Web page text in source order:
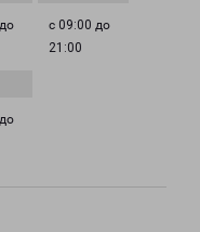
с 09:00 до
21:00